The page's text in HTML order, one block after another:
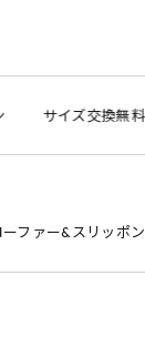
サイズ交換無料
ーファー&スリッポン